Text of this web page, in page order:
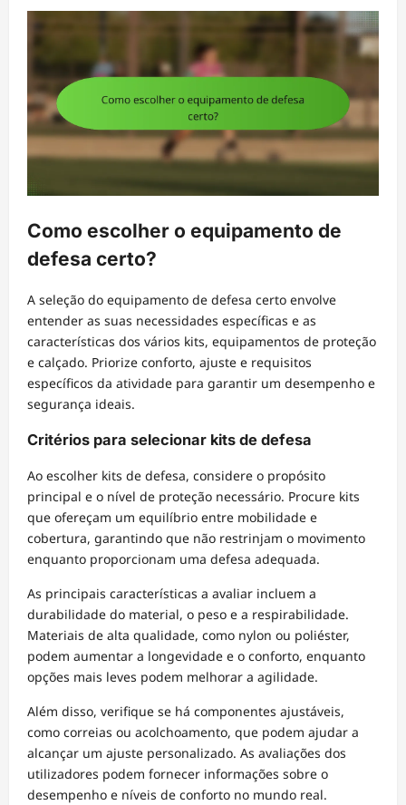
Como escolher o equipamento de
defesa certo?
A seleção do equipamento de defesa certo envolve
entender as suas necessidades específicas e as
características dos vários kits, equipamentos de proteção
e calçado. Priorize conforto, ajuste e requisitos
específicos da atividade para garantir um desempenho e
segurança ideais.
Critérios para selecionar kits de defesa
Ao escolher kits de defesa, considere o propósito
principal e o nível de proteção necessário. Procure kits
que ofereçam um equilíbrio entre mobilidade e
cobertura, garantindo que não restrinjam o movimento
enquanto proporcionam uma defesa adequada.
As principais características a avaliar incluem a
durabilidade do material, o peso e a respirabilidade.
Materiais de alta qualidade, como nylon ou poliéster,
podem aumentar a longevidade e o conforto, enquanto
opções mais leves podem melhorar a agilidade.
Além disso, verifique se há componentes ajustáveis,
como correias ou acolchoamento, que podem ajudar a
alcançar um ajuste personalizado. As avaliações dos
utilizadores podem fornecer informações sobre o
desempenho e níveis de conforto no mundo real.